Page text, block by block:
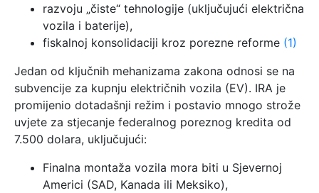
razvoju „čiste“ tehnologije (uključujući električna
vozila i baterije),
fiskalnoj konsolidaciji kroz porezne reforme (1)
Jedan od ključnih mehanizama zakona odnosi se na
subvencije za kupnju električnih vozila (EV). IRA je
promijenio dotadašnji režim i postavio mnogo strože
uvjete za stjecanje federalnog poreznog kredita od
7.500 dolara, uključujući:
Finalna montaža vozila mora biti u Sjevernoj
Americi (SAD, Kanada ili Meksiko),